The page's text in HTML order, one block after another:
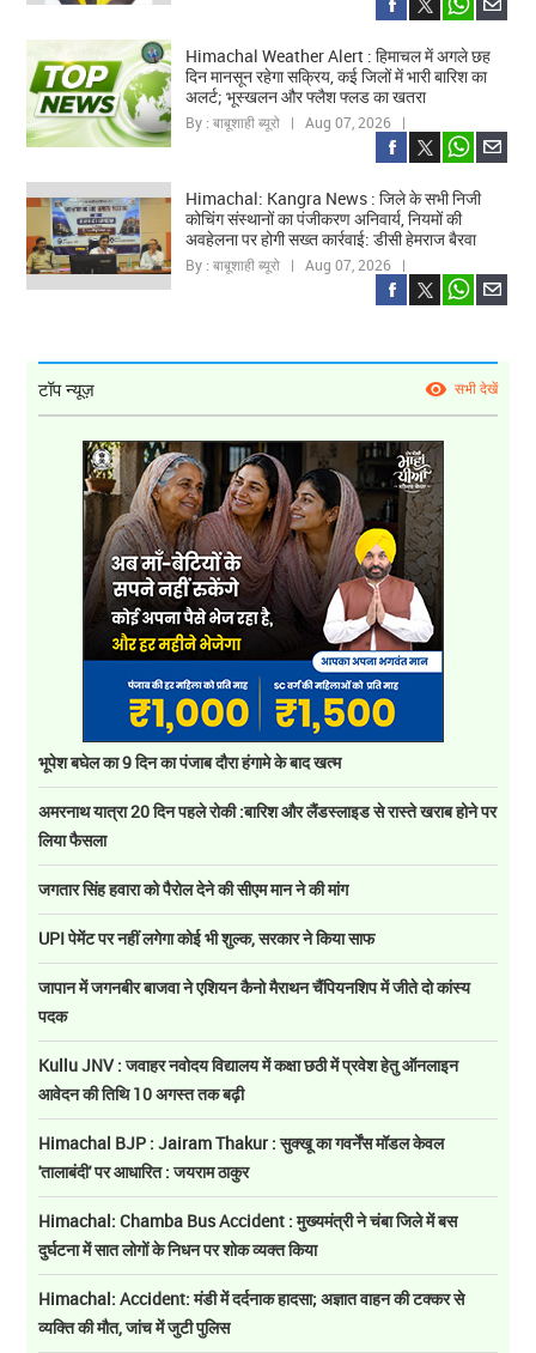
Himachal Weather Alert : हिमाचल में अगले छह
दिन मानसून रहेगा सक्रिय, कई जिलों में भारी बारिश का
अलर्ट; भूस्खलन और फ्लैश फ्लड का खतरा
By : बाबूशाही ब्यूरो | Aug 07, 2026 |
Himachal: Kangra News : जिले के सभी निजी
कोचिंग संस्थानों का पंजीकरण अनिवार्य, नियमों की
अवहेलना पर होगी सख्त कार्रवाई: डीसी हेमराज बैरवा
By : बाबूशाही ब्यूरो | Aug 07, 2026 |
टॉप न्यूज़ सभी देखें
भूपेश बघेल का 9 दिन का पंजाब दौरा हंगामे के बाद खत्म
अमरनाथ यात्रा 20 दिन पहले रोकी :बारिश और लैंडस्लाइड से रास्ते खराब होने पर
लिया फैसला
जगतार सिंह हवारा को पैरोल देने की सीएम मान ने की मांग
UPI पेमेंट पर नहीं लगेगा कोई भी शुल्क, सरकार ने किया साफ
जापान में जगनबीर बाजवा ने एशियन कैनो मैराथन चैंपियनशिप में जीते दो कांस्य
पदक
Kullu JNV : जवाहर नवोदय विद्यालय में कक्षा छठी में प्रवेश हेतु ऑनलाइन
आवेदन की तिथि 10 अगस्त तक बढ़ी
Himachal BJP : Jairam Thakur : सुक्खू का गवर्नेंस मॉडल केवल
'तालाबंदी' पर आधारित : जयराम ठाकुर
Himachal: Chamba Bus Accident : मुख्यमंत्री ने चंबा जिले में बस
दुर्घटना में सात लोगों के निधन पर शोक व्यक्त किया
Himachal: Accident: मंडी में दर्दनाक हादसा; अज्ञात वाहन की टक्कर से
व्यक्ति की मौत, जांच में जुटी पुलिस